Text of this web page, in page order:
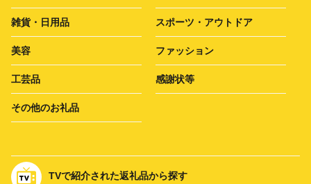
雑貨・日用品 スポーツ・アウトドア
美容 ファッション
工芸品 感謝状等
その他のお礼品
TVで紹介された返礼品から探す